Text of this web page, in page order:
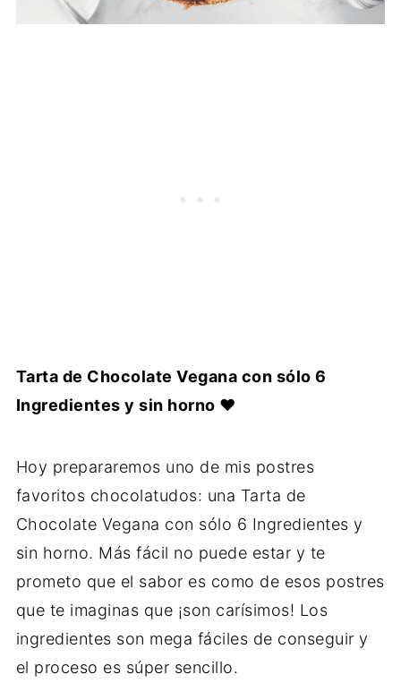
Tarta de Chocolate Vegana con sólo 6
Ingredientes y sin horno ♥
Hoy prepararemos uno de mis postres
favoritos chocolatudos: una Tarta de
Chocolate Vegana con sólo 6 Ingredientes y
sin horno. Más fácil no puede estar y te
prometo que el sabor es como de esos postres
que te imaginas que ¡son carísimos! Los
ingredientes son mega fáciles de conseguir y
el proceso es súper sencillo.